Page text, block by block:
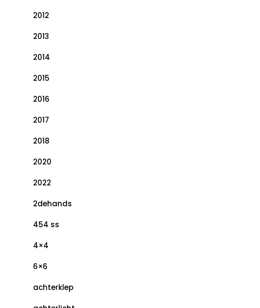
2012
2013
2014
2015
2016
2017
2018
2020
2022
2dehands
454 ss
4×4
6×6
achterklep